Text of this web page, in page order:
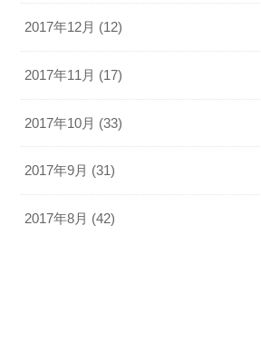
2017年12月 (12)
2017年11月 (17)
2017年10月 (33)
2017年9月 (31)
2017年8月 (42)